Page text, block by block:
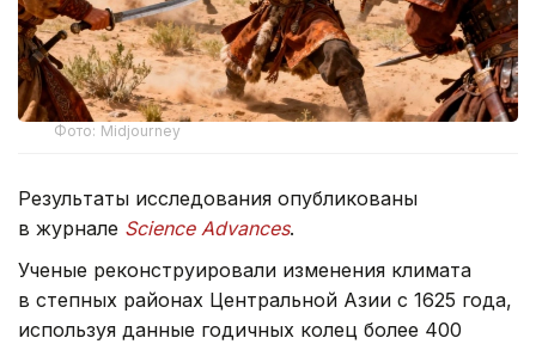
Фото: Midjourney
Результаты исследования опубликованы
в журнале Science Advances.
Ученые реконструировали изменения климата
в степных районах Центральной Азии с 1625 года,
используя данные годичных колец более 400